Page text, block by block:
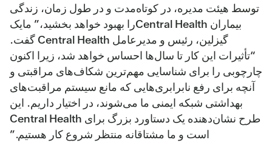
توسط هیئت مدیره، در کوتاه‌مدت و در طول زمان، زندگی
بیماران Central Healthرا بهبود خواهد بخشید،” مایک
گیزلین، رئیس و مدیرعامل Central Health گفت.
“تأثیرات این کار تا سال‌ها احساس خواهد شد، زیرا اکنون
چارچوبی را برای شناسایی مهم‌ترین شکاف‌های مراقبتی و
آنچه برای رفع نابرابری‌هایی که مانع سیستم مراقبت‌های
بهداشتی شبکه ایمنی ما می‌شوند، در اختیار داریم. این
طرح نشان‌دهنده یک دستاورد بزرگ برای Central Health
است و ما مشتاقانه منتظر شروع کار هستیم.”